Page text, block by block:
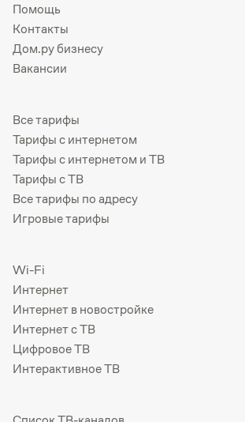
Помощь
Контакты
Дом.ру бизнесу
Вакансии
Все тарифы
Тарифы с интернетом
Тарифы с интернетом и ТВ
Тарифы с ТВ
Все тарифы по адресу
Игровые тарифы
Wi-Fi
Интернет
Интернет в новостройке
Интернет с ТВ
Цифровое ТВ
Интерактивное ТВ